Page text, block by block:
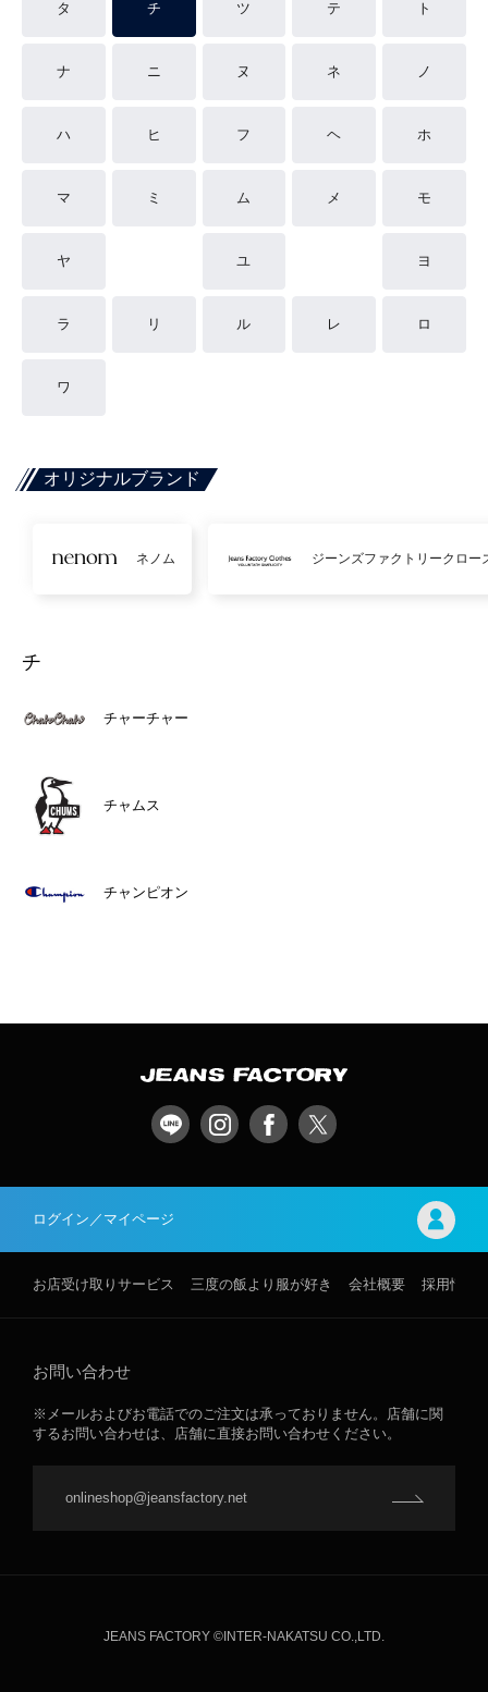
タ チ ツ テ ト
ナ ニ ヌ ネ ノ
ハ ヒ フ ヘ ホ
マ ミ ム メ モ
ヤ ユ ヨ
ラ リ ル レ ロ
ワ
オリジナルブランド
ネノム ジーンズファクトリークロー
チ
チャーチャー
チャムス
チャンピオン
ログイン／マイページ
お店受け取りサービス 三度の飯より服が好き 会社概要 採用情報
お問い合わせ
※メールおよびお電話でのご注文は承っておりません。店舗に関
するお問い合わせは、店舗に直接お問い合わせください。
onlineshop@jeansfactory.net
JEANS FACTORY ©INTER-NAKATSU CO.,LTD.